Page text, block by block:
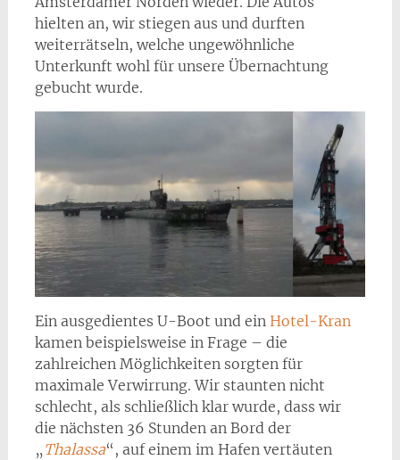
hielten an, wir stiegen aus und durften
weiterrätseln, welche ungewöhnliche
Unterkunft wohl für unsere Übernachtung
gebucht wurde.
Ein ausgedientes U-Boot und ein Hotel-Kran
kamen beispielsweise in Frage – die
zahlreichen Möglichkeiten sorgten für
maximale Verwirrung. Wir staunten nicht
schlecht, als schließlich klar wurde, dass wir
die nächsten 36 Stunden an Bord der
„ Thalassa“, auf einem im Hafen vertäuten